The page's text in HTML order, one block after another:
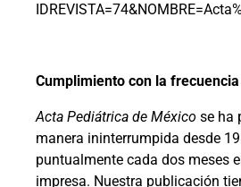
Cumplimiento con la
Acta Pediátrica de México se ha
manera ininterrumpida desde
puntualmente cada dos meses
impresa. Nuestra publicación